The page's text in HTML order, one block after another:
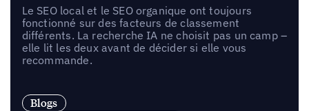
Le SEO local et le SEO organique ont toujours
fonctionné sur des facteurs de classement
différents. La recherche IA ne choisit pas un camp –
elle lit les deux avant de décider si elle vous
recommande.
Blogs